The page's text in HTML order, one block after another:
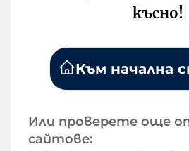
късно!
Към начална
Или проверете още
сайтове: